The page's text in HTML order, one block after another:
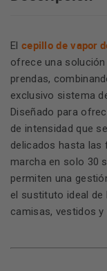
El cepillo de vapor
ofrece una
prendas,
exclusivo sistema
Diseñado para
de intensidad que
delicados hasta las
marcha en solo 30
permiten una
el sustituto ideal de
camisas, vestidos